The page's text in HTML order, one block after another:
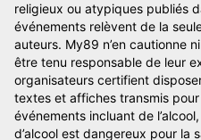
religieux ou atypiques publiés
événements relèvent de la
auteurs. My89 n’en cautionne
être tenu responsable de leur
organisateurs certifient
textes et affiches transmis
événements incluant de
d’alcool est dangereux pour la